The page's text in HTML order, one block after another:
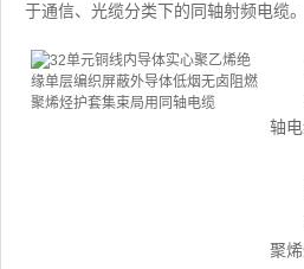
于通信、光缆分类下的同轴射频电缆。
轴
聚